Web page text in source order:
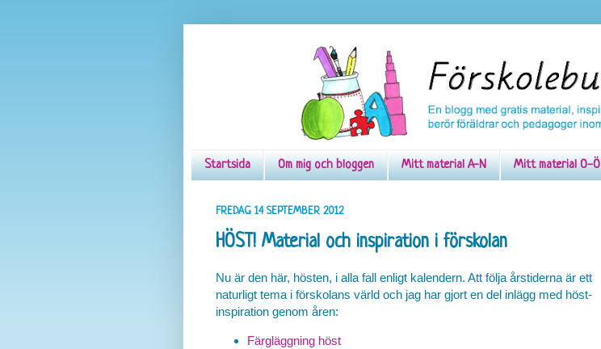
Startsida Om mig och bloggen Mitt material A-N Mitt material O-Ö
FREDAG 14 SEPTEMBER 2012
HÖST! Material och inspiration i förskolan
Nu är den här, hösten, i alla fall enligt kalendern. Att följa årstiderna är ett
naturligt tema i förskolans värld och jag har gjort en del inlägg med höst-
inspiration genom åren:
Färgläggning höst